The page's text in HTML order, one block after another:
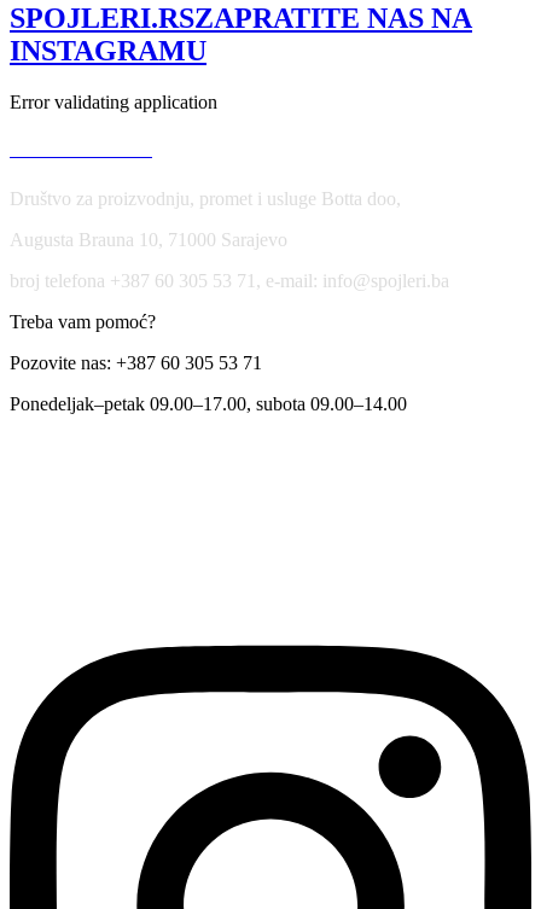
SPOJLERI.RSZAPRATITE NAS NA
INSTAGRAMU
Error validating application
Društvo za proizvodnju, promet i usluge Botta doo,
Augusta Brauna 10, 71000 Sarajevo
broj telefona +387 60 305 53 71, e-mail: info@spojleri.ba
Treba vam pomoć?
Pozovite nas: +387 60 305 53 71
Ponedeljak–petak 09.00–17.00, subota 09.00–14.00